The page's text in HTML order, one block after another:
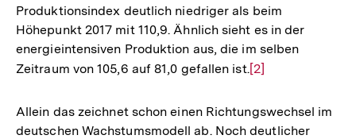
Produktionsindex deutlich niedriger als beim
Höhepunkt 2017 mit 110,9. Ähnlich sieht es in der
energieintensiven Produktion aus, die im selben
Zeitraum von 105,6 auf 81,0 gefallen ist.Zur
der
Fußnote
[2]
Allein das zeichnet schon einen Richtungswechsel im
deutschen Wachstumsmodell ab. Noch deutlicher